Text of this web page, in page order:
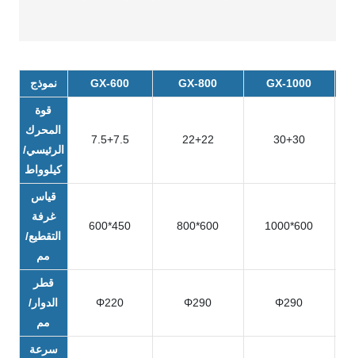
نموذج GX-600 GX-800 GX-1000
قوة
المحرك
الرئيسي/
كيلوواط
7.5+7.5 22+22 30+30
قياس
غرفة
التقطيع/
مم
600*450 800*600 1000*600
قطر
الدوار/
مم
Φ220 Φ290 Φ290
سرعة